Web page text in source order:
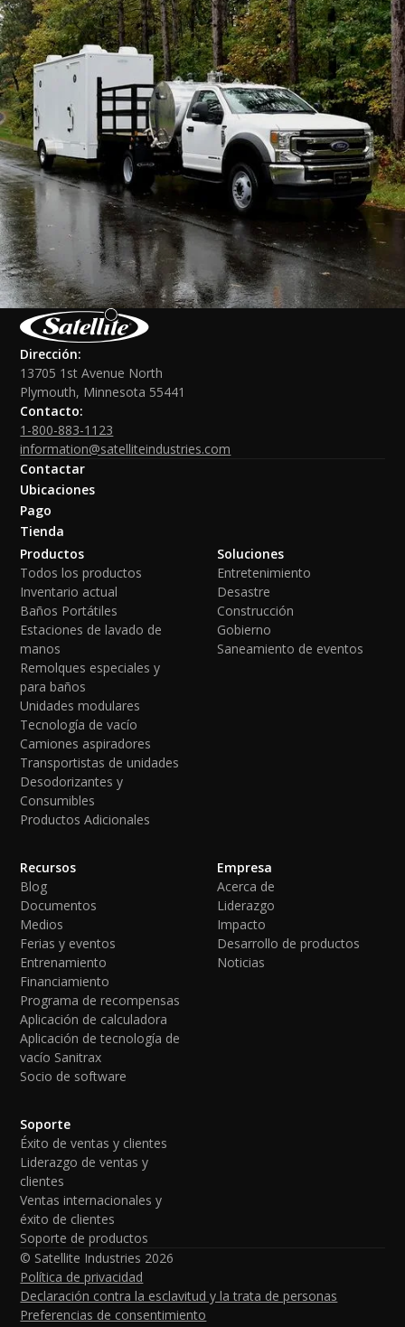
Dirección:
13705 1st Avenue North
Plymouth, Minnesota 55441
Contacto:
1-800-883-1123
information@satelliteindustries.com
Contactar
Ubicaciones
Pago
Tienda
Productos
Todos los productos
Inventario actual
Baños Portátiles
Estaciones de lavado de
manos
Remolques especiales y
para baños
Unidades modulares
Tecnología de vacío
Camiones aspiradores
Transportistas de unidades
Desodorizantes y
Consumibles
Productos Adicionales
Soluciones
Entretenimiento
Desastre
Construcción
Gobierno
Saneamiento de eventos
Recursos
Blog
Documentos
Medios
Ferias y eventos
Entrenamiento
Financiamiento
Programa de recompensas
Aplicación de calculadora
Aplicación de tecnología de
vacío Sanitrax
Socio de software
Empresa
Acerca de
Liderazgo
Impacto
Desarrollo de productos
Noticias
Soporte
Éxito de ventas y clientes
Liderazgo de ventas y
clientes
Ventas internacionales y
éxito de clientes
Soporte de productos
© Satellite Industries 2026
Política de privacidad
Declaración contra la esclavitud y la trata de personas
Preferencias de consentimiento